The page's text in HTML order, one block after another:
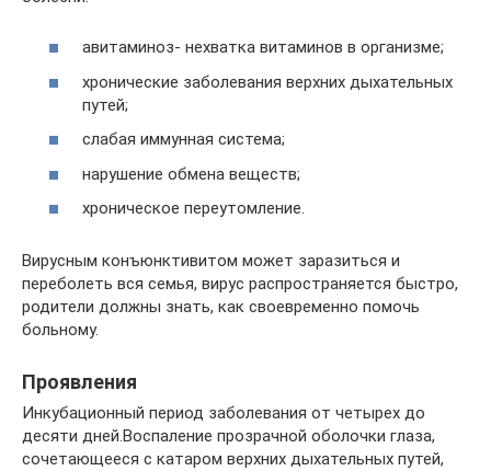
авитаминоз- нехватка витаминов в организме;
хронические заболевания верхних дыхательных
путей;
слабая иммунная система;
нарушение обмена веществ;
хроническое переутомление.
Вирусным конъюнктивитом может заразиться и
переболеть вся семья, вирус распространяется быстро,
родители должны знать, как своевременно помочь
больному.
Проявления
Инкубационный период заболевания от четырех до
десяти дней.Воспаление прозрачной оболочки глаза,
сочетающееся с катаром верхних дыхательных путей,